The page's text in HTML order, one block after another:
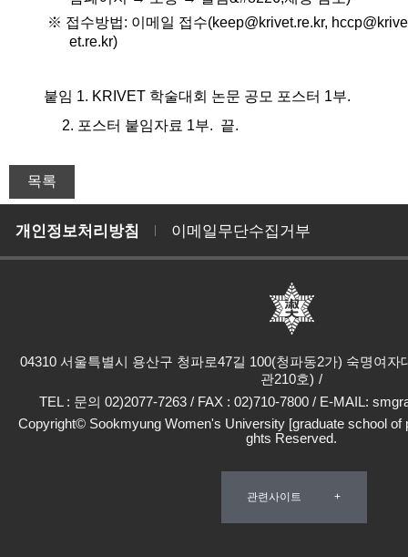
※ 접수방법: 이메일 접수(keep@krivet.re.kr,
et.re.kr)
붙임 1. KRIVET 학술대회 논문 공모 포스터 1부.
2. 포스터 붙임자료 1부. 끝.
개인정보처리방침 이메일무단수집거부
04310 서울특별시 용산구 청파로47길 100(청파동2가) 숙명여자
관210호)
TEL : 문의 02)2077-7263 / FAX : 02)710-7800 / E-MAIL:
Copyright© Sookmyung Women's University [graduate school of
ghts Reserved.
관련사이트